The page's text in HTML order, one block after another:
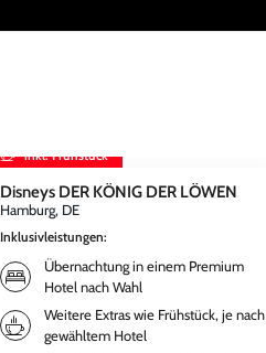
inkl. Frühstück
Disneys DER KÖNIG DER LÖWEN
Hamburg, DE
Inklusivleistungen:
Übernachtung in einem Premium
Hotel nach Wahl
Weitere Extras wie Frühstück, je nach
gewähltem Hotel